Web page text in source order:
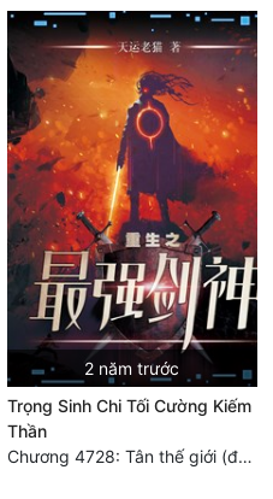
2 năm trước
Trọng Sinh Chi Tối Cường Kiếm
Thần
Chương 4728: Tân thế giới (đại kết cục) (10)